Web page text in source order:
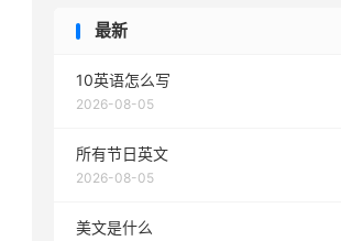
最新
10英语怎么写
2026-08-05
所有节日英文
2026-08-05
美文是什么